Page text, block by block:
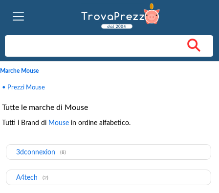
Marche Mouse
• Prezzi Mouse
Tutte le marche di Mouse
Tutti i Brand di Mouse in ordine alfabetico.
3dconnexion (8)
A4tech (2)